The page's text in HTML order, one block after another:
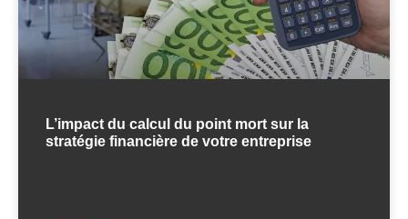
L’impact du calcul du point mort sur la
stratégie financière de votre entreprise